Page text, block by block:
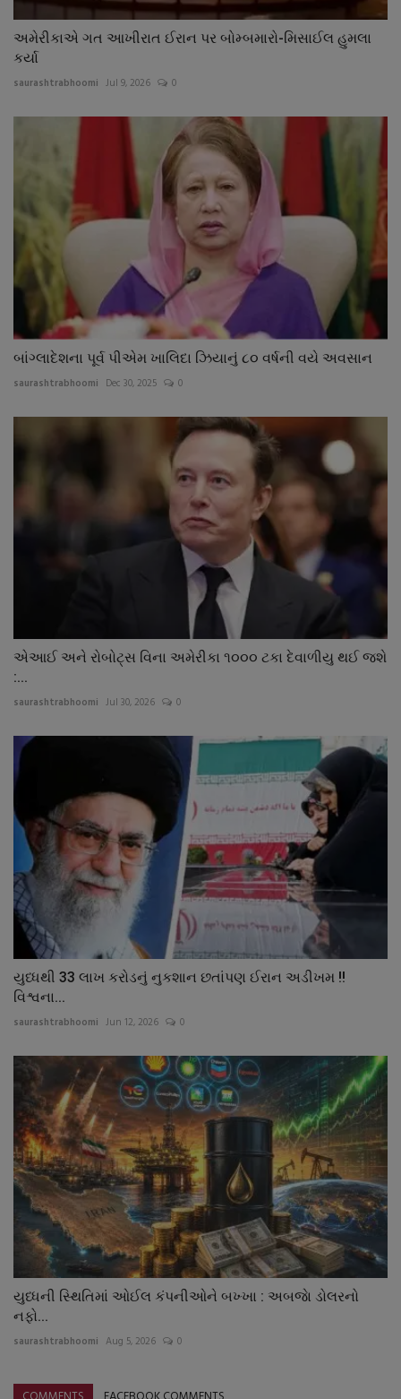
અમેરીકાએ ગત આખીરાત ઈરાન પર બોમ્બમારો-મિસાઈલ હુમલા
કર્યા
saurashtrabhoomi Jul 9, 2026 0
બાંગ્લાદેશના પૂર્વ પીએમ ખાલિદા ઝિયાનું ૮૦ વર્ષની વયે અવસાન
saurashtrabhoomi Dec 30, 2025 0
એઆઈ અને રોબોટ્સ વિના અમેરીકા ૧૦૦૦ ટકા દેવાળીયુ થઈ જશે
:...
saurashtrabhoomi Jul 30, 2026 0
યુધ્ધથી 33 લાખ કરોડનું નુકશાન છતાંપણ ઈરાન અડીખમ !!
વિશ્વના...
saurashtrabhoomi Jun 12, 2026 0
યુધ્ધની સ્થિતિમાં ઓઈલ કંપનીઓને બખ્ખા : અબજાે ડોલરનો
નફો...
saurashtrabhoomi Aug 5, 2026 0